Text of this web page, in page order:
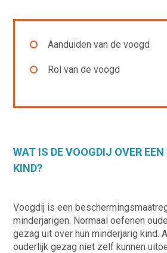
Aanduiden van de voogd
Rol van de voogd
WAT IS DE VOOGDIJ OVER
KIND?
Voogdij is een
minderjarigen. Normaal oefenen
gezag uit over hun minderjarig kind.
ouderlijk gezag niet zelf kunnen